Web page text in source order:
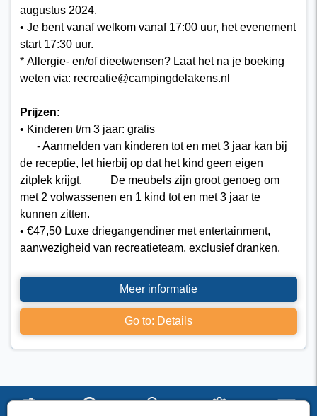
augustus 2024.
• Je bent vanaf welkom vanaf 17:00 uur, het evenement
start 17:30 uur.
* Allergie- en/of dieetwensen? Laat het na je boeking
weten via: recreatie@campingdelakens.nl
Prijzen:
• Kinderen t/m 3 jaar: gratis
​- Aanmelden van kinderen tot en met 3 jaar kan bij
de receptie, let hierbij op dat het kind geen eigen
zitplek krijgt. De meubels zijn groot genoeg om
met 2 volwassenen en 1 kind tot en met 3 jaar te
kunnen zitten.
• €47,50 Luxe driegangendiner met entertainment,
aanwezigheid van recreatieteam, exclusief dranken.
Meer informatie
Go to: Details